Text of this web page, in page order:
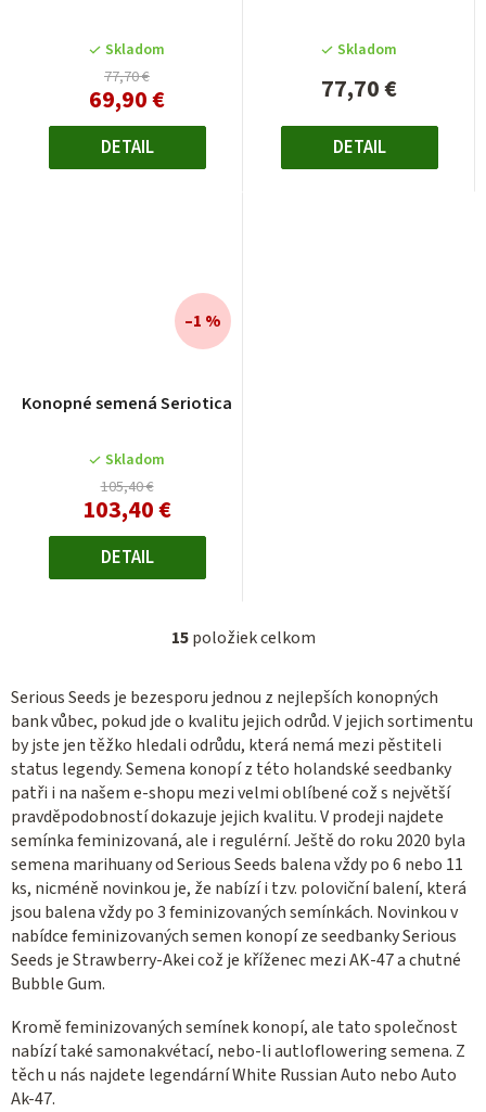
Skladom
77,70 €
69,90 €
DETAIL
Skladom
77,70 €
DETAIL
Konopné semená Seriotica
Skladom
105,40 €
103,40 €
–1 %
DETAIL
O
l
á
d
a
c
i
e
p
r
v
k
v
ý
p
15položiek celkom
Serious Seeds je bezesporu jednou z nejlepších konopných
bank vůbec, pokud jde o kvalitu jejich odrůd. V jejich sortimentu
by jste jen těžko hledali odrůdu, která nemá mezi pěstiteli
status legendy. Semena konopí z této holandské seedbanky
patři i na našem e-shopu mezi velmi oblíbené což s největší
pravděpodobností dokazuje jejich kvalitu. V prodeji najdete
semínka feminizovaná, ale i regulérní. Ještě do roku 2020 byla
semena marihuany od Serious Seeds balena vždy po 6 nebo 11
ks, nicméně novinkou je, že nabízí i tzv. poloviční balení, která
jsou balena vždy po 3 feminizovaných semínkách. Novinkou v
nabídce feminizovaných semen konopí ze seedbanky Serious
Seeds je Strawberry-Akei což je kříženec mezi AK-47 a chutné
Bubble Gum.
Kromě feminizovaných semínek konopí, ale tato společnost
nabízí také samonakvétací, nebo-li autloflowering semena. Z
těch u nás najdete legendární White Russian Auto nebo Auto
Ak-47.